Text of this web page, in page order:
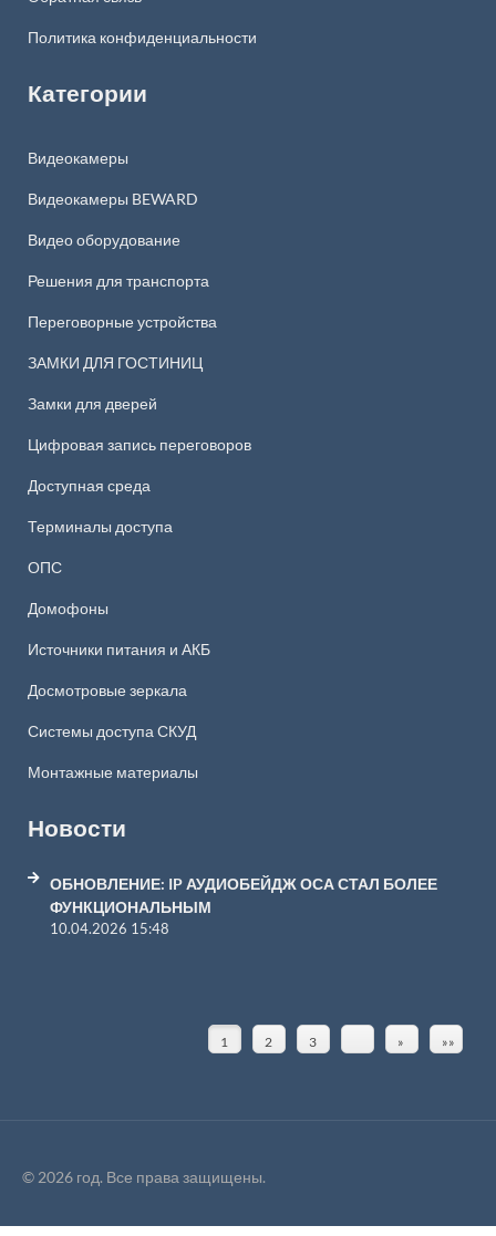
Политика конфиденциальности
Категории
Видеокамеры
Видеокамеры BEWARD
Видео оборудование
Решения для транспорта
Переговорные устройства
ЗАМКИ ДЛЯ ГОСТИНИЦ
Замки для дверей
Цифровая запись переговоров
Доступная среда
Терминалы доступа
ОПС
Домофоны
Источники питания и АКБ
Досмотровые зеркала
Системы доступа СКУД
Монтажные материалы
Новости
ОБНОВЛЕНИЕ: IP АУДИОБЕЙДЖ ОСА СТАЛ БОЛЕЕ
ФУНКЦИОНАЛЬНЫМ
10.04.2026 15:48
1 2 3 » »»
© 2026 год. Все права защищены.